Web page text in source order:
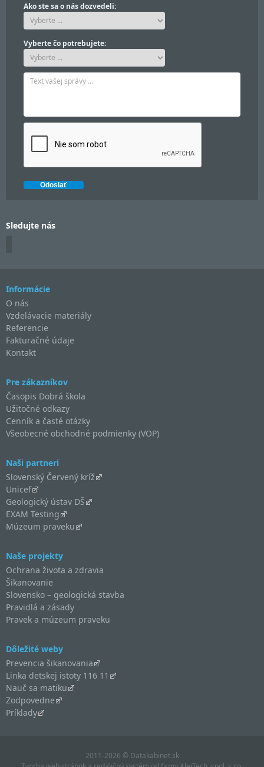
Ako ste sa o nás dozvedeli:
Vyberte čo potrebujete:
Sledujte nás
Informácie
O nás
Vzdelávacie materiály
Referencie
Fakturačné údaje
Kontakt
Pre zákazníkov
Časopis Dobrá škola
Užitočné odkazy
Cenník a časté otázky
Všeobecné obchodné podmienky (VOP)
Naši partneri
Slovenský Červený kríž
Unicef
Geologický ústav DŠ
EXAM Testing
Múzeum praveku
Naše projekty
Ochrana života a zdravia
Šikanovanie
Slovensko – geologická stavba
Pravidlá a zásady
Pravek a múzeum praveku
Dôležité weby
Prevencia šikanovania
Linka detskej istoty 116 11
Nauč sa matiku
Zodpovedne
Príklady
2011-2026 © Datakabinet.sk